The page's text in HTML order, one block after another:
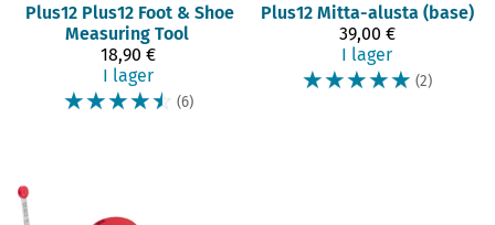
Plus12 Plus12 Foot & Shoe
Measuring Tool
18,90 €
I lager
☆☆☆☆☆ (6)
Plus12 Mitta-alusta (base)
39,00 €
I lager
☆☆☆☆☆ (2)